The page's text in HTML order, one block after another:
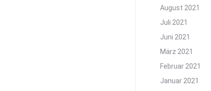
August 2021
Juli 2021
Juni 2021
März 2021
Februar 2021
Januar 2021